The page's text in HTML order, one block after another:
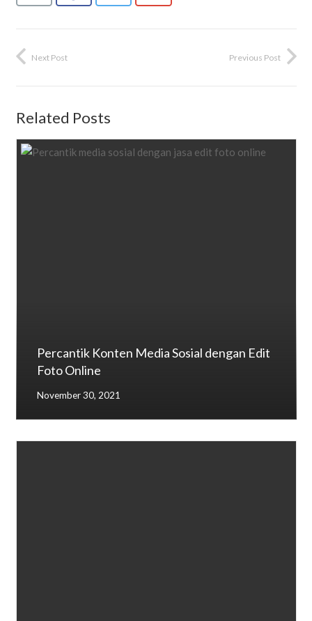
Previous Post
Next Post
Related Posts
Percantik Konten Media Sosial dengan Edit
Foto Online
November 30, 2021